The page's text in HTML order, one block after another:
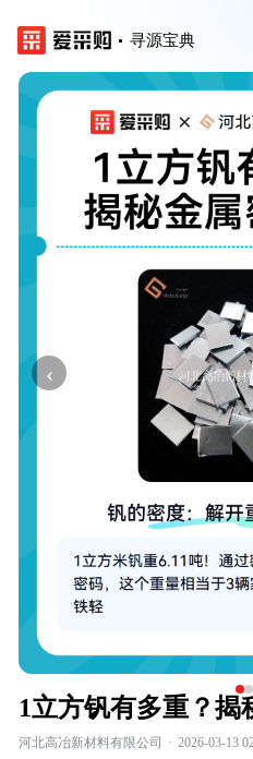
寻源宝典
‹
1立方钒有多重？揭
河北高冶新材料有限公司 · 2026-03-13